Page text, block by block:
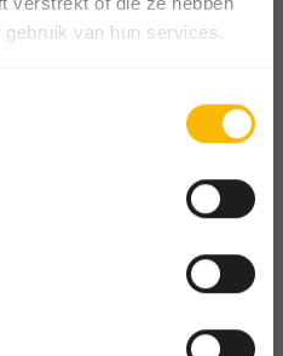
van hun services.
one-stop-shop